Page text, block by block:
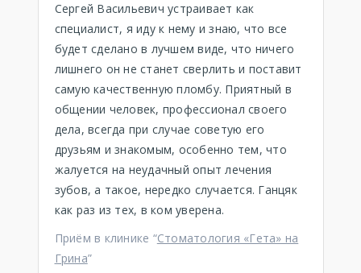
Сергей Васильевич устраивает как
специалист, я иду к нему и знаю, что все
будет сделано в лучшем виде, что ничего
лишнего он не станет сверлить и поставит
самую качественную пломбу. Приятный в
общении человек, профессионал своего
дела, всегда при случае советую его
друзьям и знакомым, особенно тем, что
жалуется на неудачный опыт лечения
зубов, а такое, нередко случается. Ганцяк
как раз из тех, в ком уверена.
Приём в клинике “Стоматология «Гета» на
Грина”